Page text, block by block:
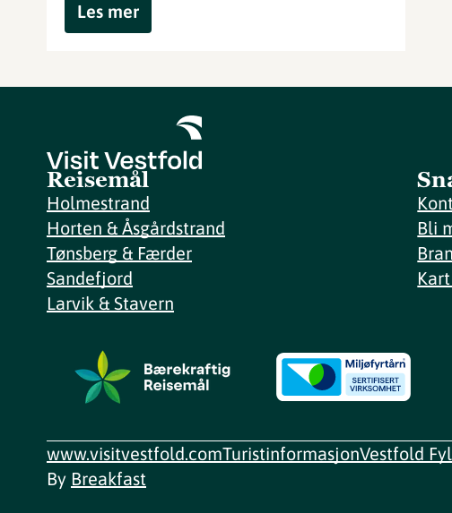
Les mer
Reisemål
Holmestrand
Horten & Åsgårdstrand
Tønsberg & Færder
Sandefjord
Larvik & Stavern
Bli
www.visitvestfold.comTuristinformasjonVestfold
By Breakfast